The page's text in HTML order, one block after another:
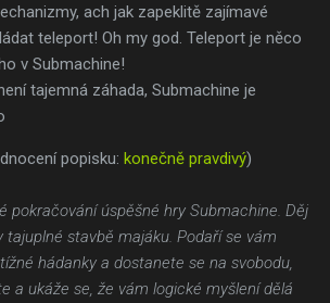
ach jak zapeklitě zajímavé
teleport! Oh my god. Teleport je něco
v Submachine!
tajemná záhada, Submachine je
popisku: konečně pravdivý)
pokračování úspěšné hry Submachine. Děj
tajuplné stavbě majáku. Podaří se vám
hádanky a dostanete se na svobodu,
a ukáže se, že vám logické myšlení dělá